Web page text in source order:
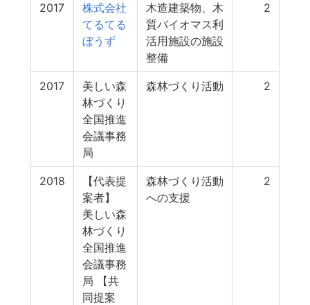
2017
株式会社
てるてる
ぼうず
木造建築物、木
質バイオマス利
活用施設の施設
整備
2
2017
美しい森
林づくり
全国推進
会議事務
局
森林づくり活動 2
2018
【代表提
案者】
美しい森
林づくり
全国推進
会議事務
局 【共
同提案
森林づくり活動
への支援
2